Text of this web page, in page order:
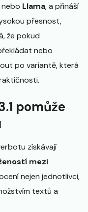
nebo Llama, a přináší
přesnost,
že pokud
nebo
po variantě, která
pomůže
získávají
mezi
nejen jednotlivci,
textů a